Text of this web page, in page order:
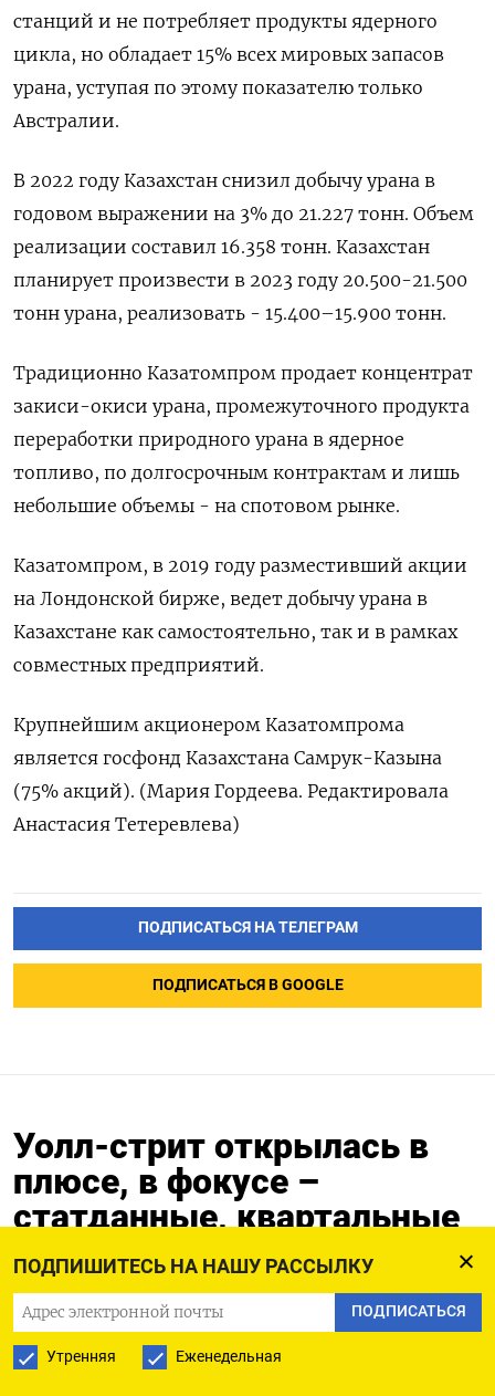
ПОДПИШИТЕСЬ НА НАШУ РАССЫЛКУ
ПОДПИСАТЬСЯ
Утренняя Еженедельная
станций и не потребляет продукты ядерного
цикла, но обладает 15% всех мировых запасов
урана, уступая по этому показателю только
Австралии.
В 2022 году Казахстан снизил добычу урана в
годовом выражении на 3% до 21.227 тонн. Объем
реализации составил 16.358 тонн. Казахстан
планирует произвести в 2023 году 20.500-21.500
тонн урана, реализовать - 15.400–15.900 тонн.
Традиционно Казатомпром продает концентрат
закиси-окиси урана, промежуточного продукта
переработки природного урана в ядерное
топливо, по долгосрочным контрактам и лишь
небольшие объемы - на спотовом рынке.
Казатомпром, в 2019 году разместивший акции
на Лондонской бирже, ведет добычу урана в
Казахстане как самостоятельно, так и в рамках
совместных предприятий.
Крупнейшим акционером Казатомпрома
является госфонд Казахстана Самрук-Казына
(75% акций). (Мария Гордеева. Редактировала
Анастасия Тетеревлева)
ПОДПИСАТЬСЯ НА ТЕЛЕГРАМ
ПОДПИСАТЬСЯ В GOOGLE
Уолл-стрит открылась в
плюсе, в фокусе –
статданные, квартальные
отчеты